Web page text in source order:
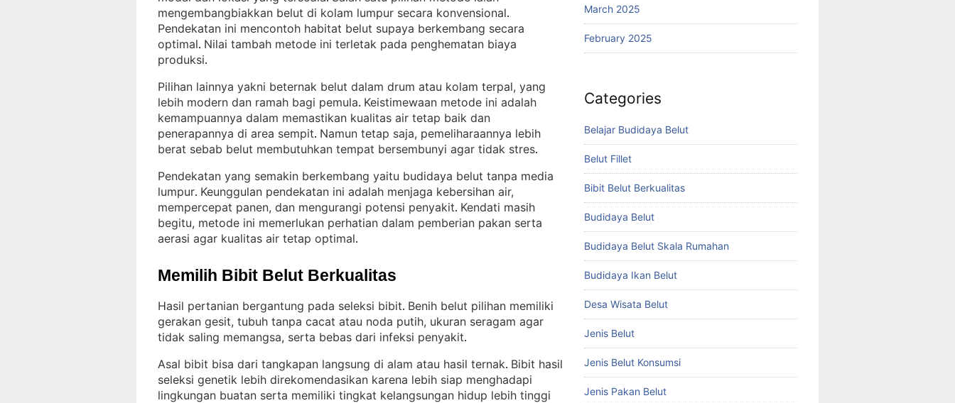
mengembangbiakkan belut di kolam lumpur secara konvensional
Pendekatan ini mencontoh habitat belut supaya berkembang secara
optimal. Nilai tambah metode ini terletak pada penghematan biaya
produksi.
Pilihan lainnya yakni beternak belut dalam drum atau kolam terpal, yang
lebih modern dan ramah bagi pemula. Keistimewaan metode ini adalah
kemampuannya dalam memastikan kualitas air tetap baik dan
penerapannya di area sempit. Namun tetap saja, pemeliharaannya lebih
berat sebab belut membutuhkan tempat bersembunyi agar tidak stres.
Pendekatan yang semakin berkembang yaitu budidaya belut tanpa media
lumpur. Keunggulan pendekatan ini adalah menjaga kebersihan air,
mempercepat panen, dan mengurangi potensi penyakit. Kendati masih
begitu, metode ini memerlukan perhatian dalam pemberian pakan serta
aerasi agar kualitas air tetap optimal.
Memilih Bibit Belut Berkualitas
Hasil pertanian bergantung pada seleksi bibit. Benih belut pilihan memiliki
gerakan gesit, tubuh tanpa cacat atau noda putih, ukuran seragam agar
tidak saling memangsa, serta bebas dari infeksi penyakit.
Asal bibit bisa dari tangkapan langsung di alam atau hasil ternak. Bibit hasil
seleksi genetik lebih direkomendasikan karena lebih siap menghadapi
lingkungan buatan serta memiliki tingkat kelangsungan hidup lebih tinggi
March 2025
February 2025
Categories
Belajar Budidaya Belut
Belut Fillet
Bibit Belut Berkualitas
Budidaya Belut
Budidaya Belut Skala Rumahan
Budidaya Ikan Belut
Desa Wisata Belut
Jenis Belut
Jenis Belut Konsumsi
Jenis Pakan Belut